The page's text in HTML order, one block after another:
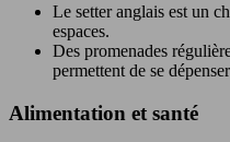
Le setter anglais est un
espaces.
Des promenades
permettent de se
Alimentation et santé